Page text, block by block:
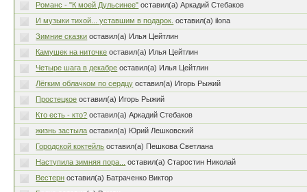
Романс - "К моей Дульсинее" оставил(а) Аркадий Стебаков
И музыки тихой... уставшим в подарок. оставил(а) ilona
Зимние сказки оставил(а) Илья Цейтлин
Камушек на ниточке оставил(а) Илья Цейтлин
Четыре шага в декабре оставил(а) Илья Цейтлин
Лёгким облачком по сердцу оставил(а) Игорь Рыжий
Простецкое оставил(а) Игорь Рыжий
Кто есть - кто? оставил(а) Аркадий Стебаков
жизнь застыла оставил(а) Юрий Лешковский
Городской коктейль оставил(а) Пешкова Светлана
Наступила зимняя пора...
оставил(а) Старостин Николай
Вестерн оставил(а) Батраченко Виктор